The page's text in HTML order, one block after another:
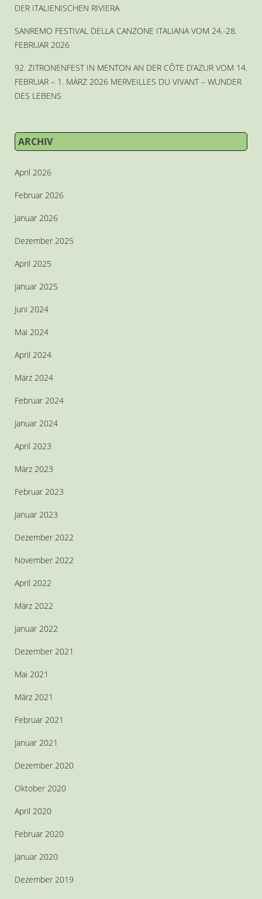
DER ITALIENISCHEN RIVIERA
SANREMO FESTIVAL DELLA CANZONE ITALIANA VOM 24.-28.
FEBRUAR 2026
92. ZITRONENFEST IN MENTON AN DER CÔTE D’AZUR VOM 14.
FEBRUAR – 1. MÄRZ 2026 MERVEILLES DU VIVANT – WUNDER
DES LEBENS
ARCHIV
April 2026
Februar 2026
Januar 2026
Dezember 2025
April 2025
Januar 2025
Juni 2024
Mai 2024
April 2024
März 2024
Februar 2024
Januar 2024
April 2023
März 2023
Februar 2023
Januar 2023
Dezember 2022
November 2022
April 2022
März 2022
Januar 2022
Dezember 2021
Mai 2021
März 2021
Februar 2021
Januar 2021
Dezember 2020
Oktober 2020
April 2020
Februar 2020
Januar 2020
Dezember 2019